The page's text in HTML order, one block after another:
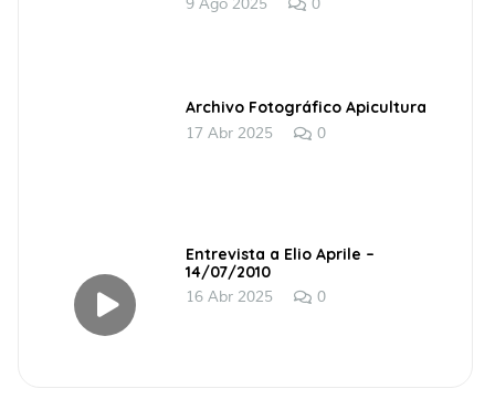
9 Ago 2025 0
Archivo Fotográfico Apicultura
17 Abr 2025 0
Entrevista a Elio Aprile –
14/07/2010
16 Abr 2025 0